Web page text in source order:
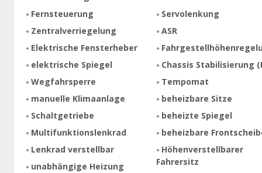
Fernsteuerung
Zentralverriegelung
Elektrische Fensterheber
elektrische Spiegel
Wegfahrsperre
manuelle Klimaanlage
Schaltgetriebe
Multifunktionslenkrad
Lenkrad verstellbar
unabhängige Heizung
Servolenkung
ASR
Chassis Stabilisierung
Tempomat
beheizbare Sitze
beheizte Spiegel
beheizbare
Höhenverstellbarer
Fahrersitz